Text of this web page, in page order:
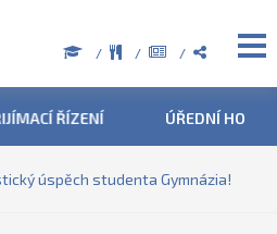
OBDOBÍ LETNÍCH PRÁZDNIN
úspěch studenta Gymnázia!